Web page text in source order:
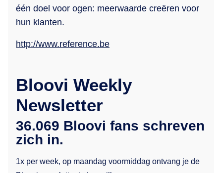
één doel voor ogen: meerwaarde creëren voor
hun klanten.
http://www.reference.be
Bloovi Weekly
Newsletter
36.069 Bloovi fans schreven
zich in.
1x per week, op maandag voormiddag ontvang je de